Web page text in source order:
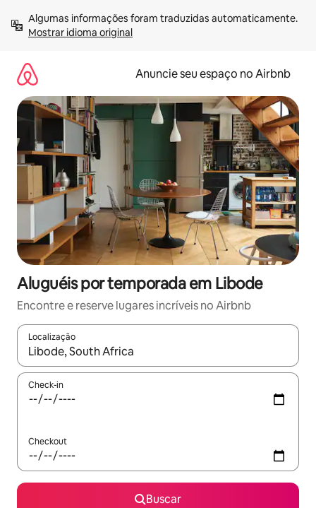
para
Mostrar idioma original
Anuncie seu espaço no Airbnb
Aluguéis por temporada em Libode
Encontre e reserve lugares incríveis no Airbnb
Localização
Quando os resultados estiverem disponíveis, explore-os
Check-in
Checkout
Buscar